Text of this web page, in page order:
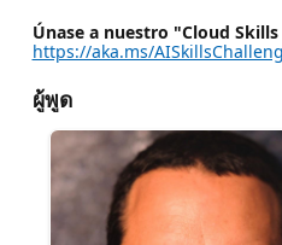
Únase a nuestro "Cloud
https://aka.ms/
ผู้พูด